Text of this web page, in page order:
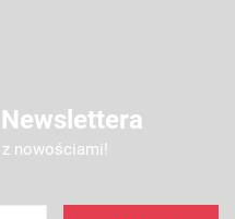
nowościami!